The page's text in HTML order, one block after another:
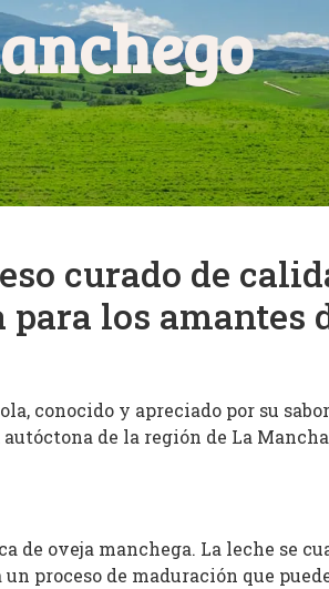
curado de
los amantes
conocido y apreciado por su
de la región de La
de oveja manchega. La leche se
proceso de maduración que